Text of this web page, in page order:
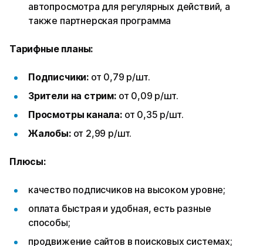
автопросмотра для регулярных действий, а
также партнерская программа
Тарифные планы:
Подписчики: от 0,79 р/шт.
Зрители на стрим: от 0,09 р/шт.
Просмотры канала: от 0,35 р/шт.
Жалобы: от 2,99 р/шт.
Плюсы:
качество подписчиков на высоком уровне;
оплата быстрая и удобная, есть разные
способы;
продвижение сайтов в поисковых системах;